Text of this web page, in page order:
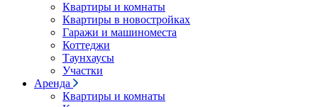
Квартиры и комнаты
Квартиры в новостройках
Гаражи и машиноместа
Коттеджи
Таунхаусы
Участки
Аренда
Квартиры и комнаты